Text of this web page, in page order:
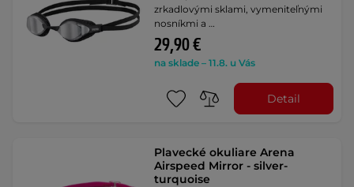
zrkadlovými sklami, vymeniteľnými
nosníkmi a …
29,90 €
na sklade – 11.8. u Vás
Detail
Plavecké okuliare Arena
Airspeed Mirror - silver-
turquoise